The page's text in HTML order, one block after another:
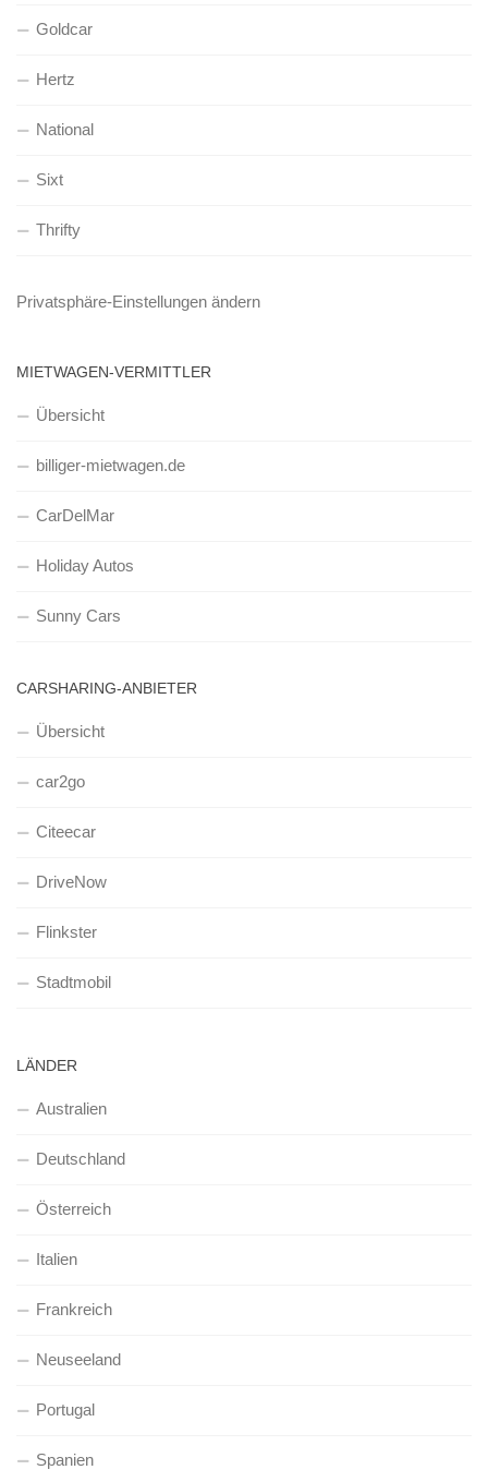
Goldcar
Hertz
National
Sixt
Thrifty
Privatsphäre-Einstellungen ändern
MIETWAGEN-VERMITTLER
Übersicht
billiger-mietwagen.de
CarDelMar
Holiday Autos
Sunny Cars
CARSHARING-ANBIETER
Übersicht
car2go
Citeecar
DriveNow
Flinkster
Stadtmobil
LÄNDER
Australien
Deutschland
Österreich
Italien
Frankreich
Neuseeland
Portugal
Spanien